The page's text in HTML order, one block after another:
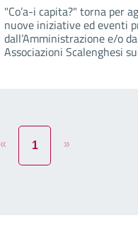
"Co’a-i capita?" torna per
nuove iniziative ed eventi
dall’Amministrazione e/o
Associazioni Scalenghesi
« 1 »